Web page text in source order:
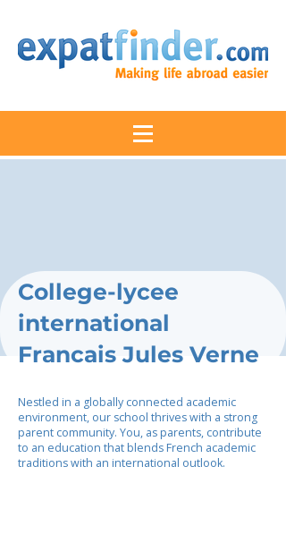
College-lycee
international
Francais Jules Verne
Nestled in a globally connected academic
environment, our school thrives with a strong
parent community. You, as parents, contribute
to an education that blends French academic
traditions with an international outlook.